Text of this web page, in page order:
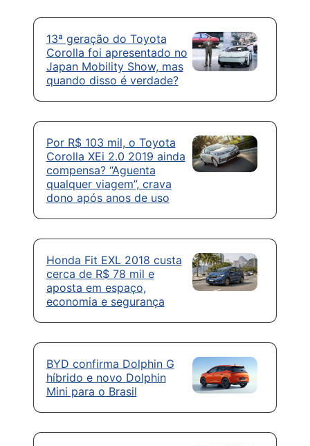
13ª geração do Toyota
Corolla foi apresentado no
Japan Mobility Show, mas
quando disso é verdade?
Por R$ 103 mil, o Toyota
Corolla XEi 2.0 2019 ainda
compensa? “Aguenta
qualquer viagem”, crava
dono após anos de uso
Honda Fit EXL 2018 custa
cerca de R$ 78 mil e
aposta em espaço,
economia e segurança
BYD confirma Dolphin G
híbrido e novo Dolphin
Mini para o Brasil